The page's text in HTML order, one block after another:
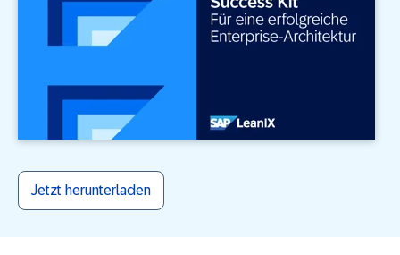
Jetzt herunterladen